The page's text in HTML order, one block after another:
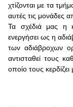
χτίζονται με τα
αυτές τις μονάδες
Τα σχέδιά μας η
ενεργήσει ως η
των αδιάβροχων
αντισταθεί τους
οποίο τους